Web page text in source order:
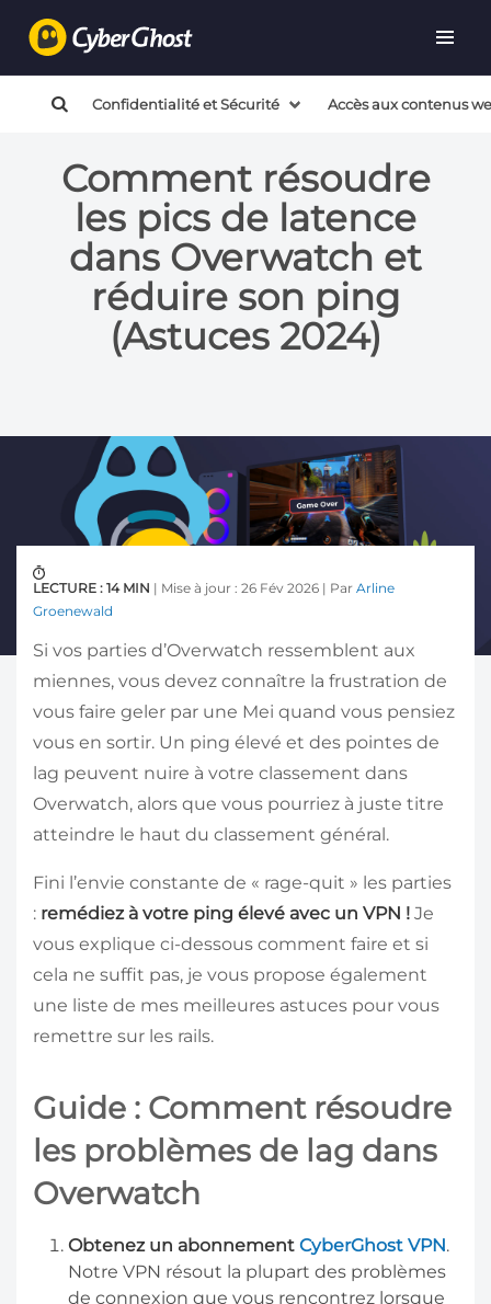
Confidentialité et Sécurité Accès aux contenus
Comment résoudre
les pics de latence
dans Overwatch et
réduire son ping
(Astuces 2024)
LECTURE : 14 MIN | Mise à jour : 26 Fév 2026 | Par Arline
Groenewald
Si vos parties d’Overwatch ressemblent aux
miennes, vous devez connaître la frustration de
vous faire geler par une Mei quand vous pensiez
vous en sortir. Un ping élevé et des pointes de
lag peuvent nuire à votre classement dans
Overwatch, alors que vous pourriez à juste titre
atteindre le haut du classement général.
Fini l’envie constante de « rage-quit » les parties
: remédiez à votre ping élevé avec un VPN ! Je
vous explique ci-dessous comment faire et si
cela ne suffit pas, je vous propose également
une liste de mes meilleures astuces pour vous
remettre sur les rails.
Guide : Comment résoudre
les problèmes de lag dans
Overwatch
Obtenez un abonnement CyberGhost VPN.
Notre VPN résout la plupart des problèmes
de connexion que vous rencontrez lorsque